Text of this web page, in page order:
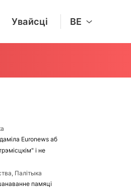
Увайсці BE
Euronews аб
і не
Палітыка
памяці